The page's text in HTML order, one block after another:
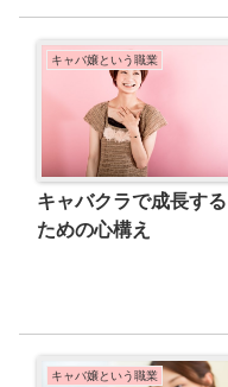
キャバ嬢という職業
キャバクラで成長する
ための心構え
キャバ嬢という職業